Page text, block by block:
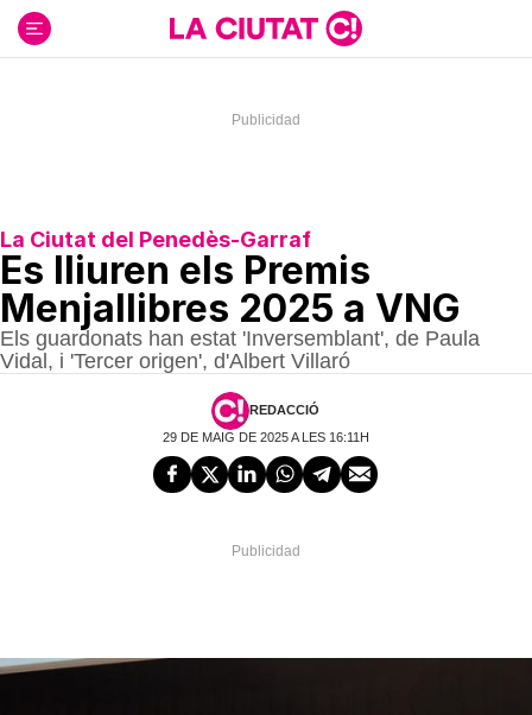
contenido
La Ciutat del Penedès-Garraf
Es lliuren els Premis
Menjallibres 2025 a VNG
Els guardonats han estat 'Inversemblant', de Paula
Vidal, i 'Tercer origen', d'Albert Villaró
REDACCIÓ
29 DE MAIG DE 2025 A LES 16:11H